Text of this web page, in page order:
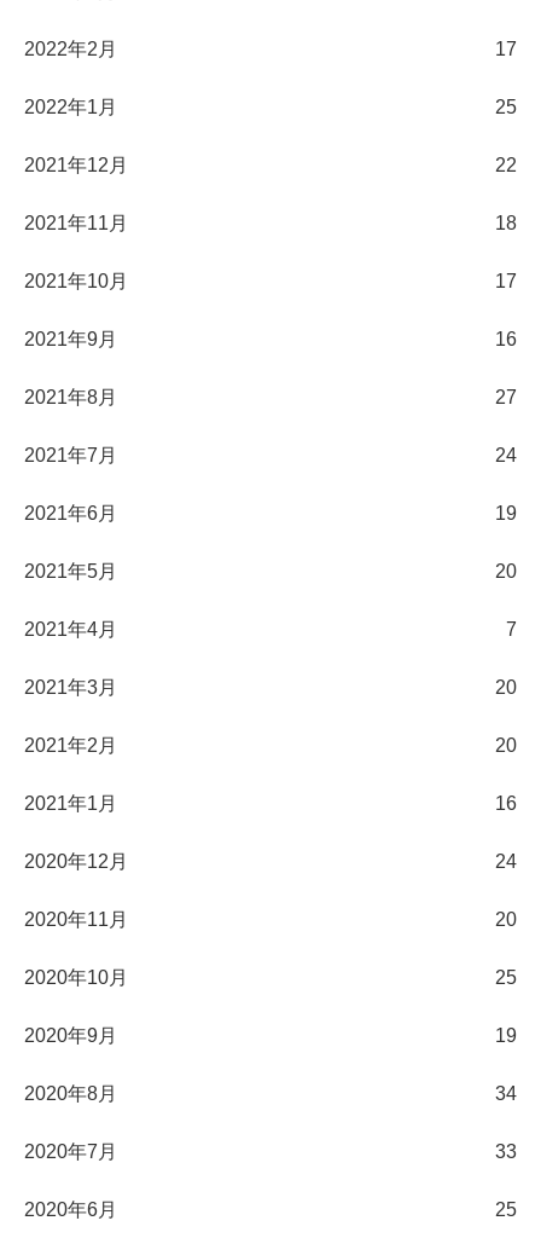
2022年2月 17
2022年1月 25
2021年12月 22
2021年11月 18
2021年10月 17
2021年9月 16
2021年8月 27
2021年7月 24
2021年6月 19
2021年5月 20
2021年4月 7
2021年3月 20
2021年2月 20
2021年1月 16
2020年12月 24
2020年11月 20
2020年10月 25
2020年9月 19
2020年8月 34
2020年7月 33
2020年6月 25